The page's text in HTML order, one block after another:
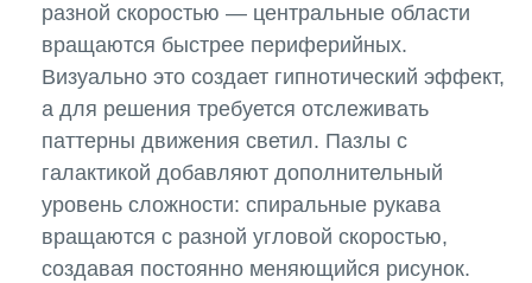
разной скоростью — центральные области
вращаются быстрее периферийных.
Визуально это создает гипнотический эффект,
а для решения требуется отслеживать
паттерны движения светил. Пазлы с
галактикой добавляют дополнительный
уровень сложности: спиральные рукава
вращаются с разной угловой скоростью,
создавая постоянно меняющийся рисунок.